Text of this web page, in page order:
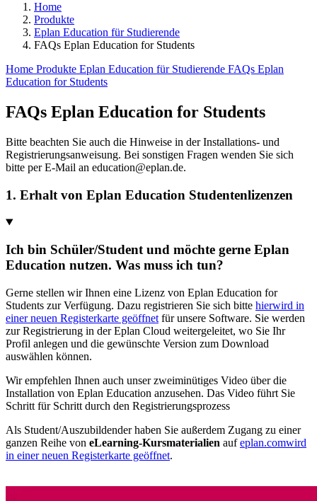
Home
Produkte
Eplan Education für Studierende
FAQs Eplan Education for Students
Home Produkte Eplan Education für Studierende FAQs Eplan
Education for Students
FAQs Eplan Education for Students
Bitte beachten Sie auch die Hinweise in der Installations- und
Registrierungsanweisung. Bei sonstigen Fragen wenden Sie sich
bitte per E-Mail an education@eplan.de.
1. Erhalt von Eplan Education Studentenlizenzen
Ich bin Schüler/Student und möchte gerne Eplan
Education nutzen. Was muss ich tun?
Gerne stellen wir Ihnen eine Lizenz von Eplan Education for
Students zur Verfügung. Dazu registrieren Sie sich bitte hierwird in
einer neuen Registerkarte geöffnet für unsere Software. Sie werden
zur Registrierung in der Eplan Cloud weitergeleitet, wo Sie Ihr
Profil anlegen und die gewünschte Version zum Download
auswählen können.
Wir empfehlen Ihnen auch unser zweiminütiges Video über die
Installation von Eplan Education anzusehen. Das Video führt Sie
Schritt für Schritt durch den Registrierungsprozess
Als Student/Auszubildender haben Sie außerdem Zugang zu einer
ganzen Reihe von eLearning-Kursmaterialien aufeplan.comwird
in einer neuen Registerkarte geöffnet.